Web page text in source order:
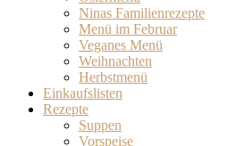
Ninas Familienrezepte
Menü im Februar
Veganes Menü
Weihnachten
Herbstmenü
Einkaufslisten
Rezepte
Suppen
Vorspeise